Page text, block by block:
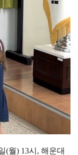
(월) 13시 , 해운대